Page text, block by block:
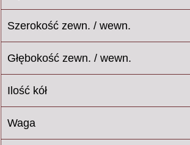
Szerokość zewn. / wewn.
Głębokość zewn. / wewn.
Ilość kół
Waga